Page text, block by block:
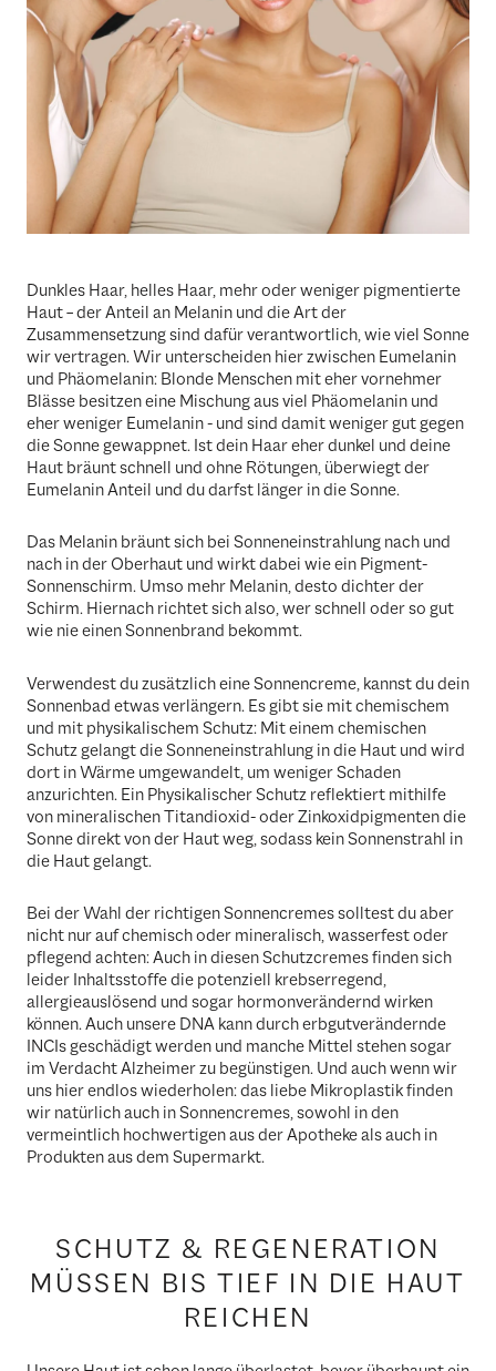
Dunkles Haar, helles Haar, mehr oder weniger pigmentierte
Haut – der Anteil an Melanin und die Art der
Zusammensetzung sind dafür verantwortlich, wie viel Sonne
wir vertragen. Wir unterscheiden hier zwischen Eumelanin
und Phäomelanin: Blonde Menschen mit eher vornehmer
Blässe besitzen eine Mischung aus viel Phäomelanin und
eher weniger Eumelanin - und sind damit weniger gut gegen
die Sonne gewappnet. Ist dein Haar eher dunkel und deine
Haut bräunt schnell und ohne Rötungen, überwiegt der
Eumelanin Anteil und du darfst länger in die Sonne.
Das Melanin bräunt sich bei Sonneneinstrahlung nach und
nach in der Oberhaut und wirkt dabei wie ein Pigment-
Sonnenschirm. Umso mehr Melanin, desto dichter der
Schirm. Hiernach richtet sich also, wer schnell oder so gut
wie nie einen Sonnenbrand bekommt.
Verwendest du zusätzlich eine Sonnencreme, kannst du dein
Sonnenbad etwas verlängern. Es gibt sie mit chemischem
und mit physikalischem Schutz: Mit einem chemischen
Schutz gelangt die Sonneneinstrahlung in die Haut und wird
dort in Wärme umgewandelt, um weniger Schaden
anzurichten. Ein Physikalischer Schutz reflektiert mithilfe
von mineralischen Titandioxid- oder Zinkoxidpigmenten die
Sonne direkt von der Haut weg, sodass kein Sonnenstrahl in
die Haut gelangt.
Bei der Wahl der richtigen Sonnencremes solltest du aber
nicht nur auf chemisch oder mineralisch, wasserfest oder
pflegend achten: Auch in diesen Schutzcremes finden sich
leider Inhaltsstoffe die potenziell krebserregend,
allergieauslösend und sogar hormonverändernd wirken
können. Auch unsere DNA kann durch erbgutverändernde
INCIs geschädigt werden und manche Mittel stehen sogar
im Verdacht Alzheimer zu begünstigen. Und auch wenn wir
uns hier endlos wiederholen: das liebe Mikroplastik finden
wir natürlich auch in Sonnencremes, sowohl in den
vermeintlich hochwertigen aus der Apotheke als auch in
Produkten aus dem Supermarkt.
SCHUTZ & REGENERATION
MÜSSEN BIS TIEF IN DIE HAUT
REICHEN